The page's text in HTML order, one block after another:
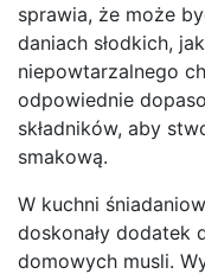
sprawia, że może
daniach słodkich,
niepowtarzalnego
odpowiednie
składników, aby
smakową.
W kuchni
doskonały dodatek
domowych musli.